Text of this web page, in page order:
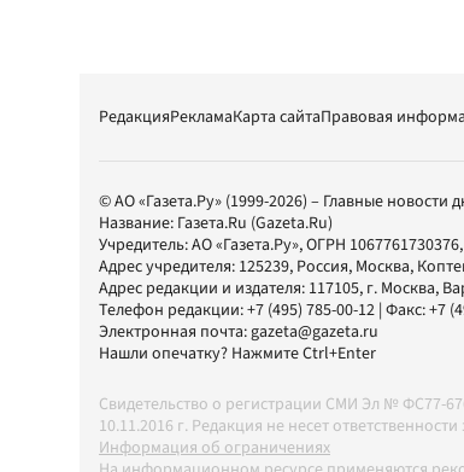
РедакцияРекламаКарта сайтаПравовая
© АО «Газета.Ру» (1999-2026) – Главные новости
Название: Газета.Ru (Gazeta.Ru)
Учредитель:АО «Газета.Ру», ОГРН
Адрес учредителя: 125239, Россия, Москва,
Адрес редакции и издателя: 117105, г. Москва,
Телефон редакции:+7 (495) 785-00-12 | Факс:+7
Электронная почта:gazeta@gazeta.ru
Нашли опечатку? Нажмите Ctrl+Enter
Свидетельство о регистрации СМИ Эл № ФС77-
10.11.2016 г. Редакция не несет
Информация об ограничениях